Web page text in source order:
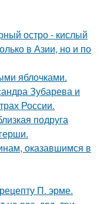
остро - кислый
в Азии, но и по
яблочками.
Зубарева и
России.
подруга
оказавшимся в
П. эрме.